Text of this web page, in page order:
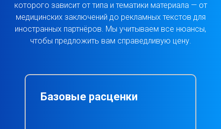
которого зависит от типа и тематики материала — от
медицинских заключений до рекламных текстов для
иностранных партнёров. Мы учитываем все нюансы,
чтобы предложить вам справедливую цену.
Базовые расценки